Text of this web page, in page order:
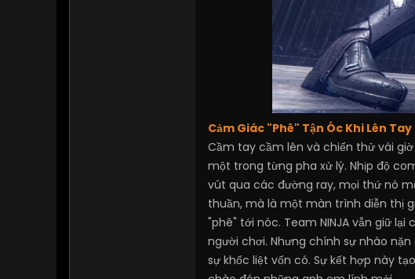
Cảm Giác "Phê" Tận Óc Khi Lên
Cầm tay cầm lên và chiến thử vài
một trong từng pha xử lý. Nhịp độ
vút qua các đường ray, mọi thứ nó
thuần, mà là một màn trình diễn thị
"phê" tới nóc. Team NINJA vẫn giữ
người chơi. Nhưng chính sự nhào
sự khốc liệt vốn có. Sự kết hợp này